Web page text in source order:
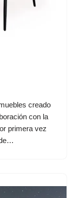
creado
con la
primera vez